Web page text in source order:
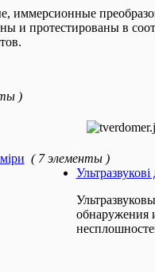
иммерсионные
и протестированы в
)
( 7 элементы )
обнаружения